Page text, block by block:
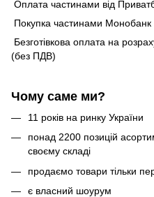
Оплата частинами від
Покупка частинами Монобанк
Безготівкова оплата на
(без ПДВ)
Чому саме ми?
11 років на ринку України
понад 2200 позицій
своєму складі
продаємо товари тільки
є власний шоурум